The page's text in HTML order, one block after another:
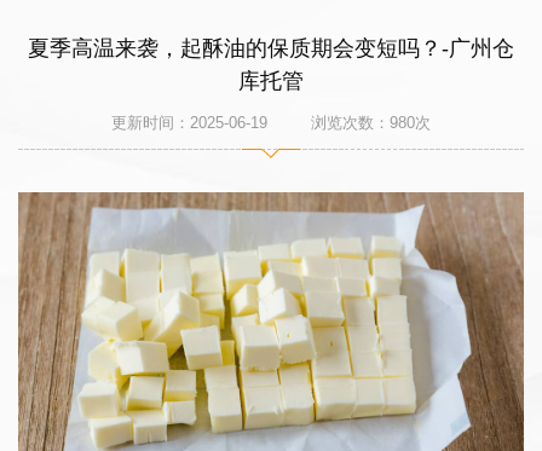
夏季高温来袭，起酥油的保质期会变短吗？-广州仓
库托管
更新时间：2025-06-19 浏览次数： 980次